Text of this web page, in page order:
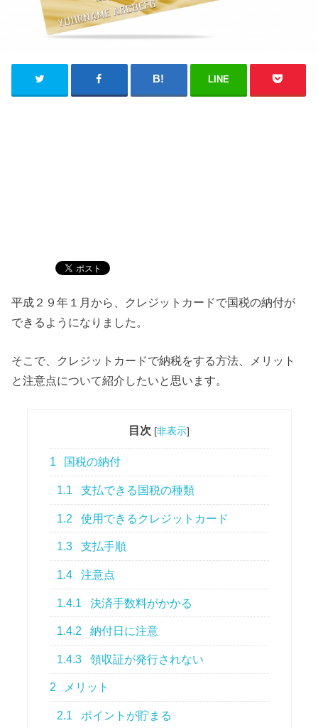
LINE
平成２９年１月から、クレジットカードで国税の納付が
できるようになりました。
そこで、クレジットカードで納税をする方法、メリット
と注意点について紹介したいと思います。
目次 [非表示]
1 国税の納付
1.1 支払できる国税の種類
1.2 使用できるクレジットカード
1.3 支払手順
1.4 注意点
1.4.1 決済手数料がかかる
1.4.2 納付日に注意
1.4.3 領収証が発行されない
2 メリット
2.1 ポイントが貯まる